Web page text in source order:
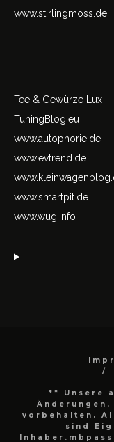
www.stirlingmoss.de
Tee & Gewürze Lux
TuningBlog.eu
www.autophorie.de
www.evtrend.de
www.smartpit.de
www.wug.info
** Unsere
vorbehalten.
sind